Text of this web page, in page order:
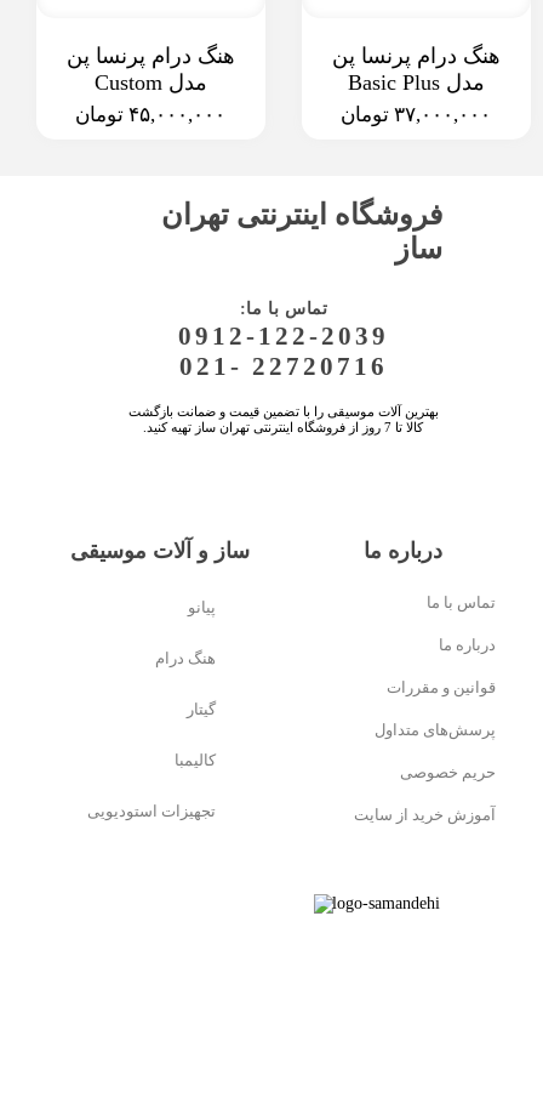
هنگ درام پرنسا پن
مدل Basic Plus
۳۷,۰۰۰,۰۰۰ تومان
هنگ درام پرنسا پن
مدل Custom
۴۵,۰۰۰,۰۰۰ تومان
فروشگاه اینترنتی تهران
ساز
:تماس با ما
0912-122-2039
021- 22720716
بهترین آلات موسیقی را با تضمین قیمت و ضمانت بازگشت
کالا تا 7 روز از فروشگاه اینترنتی تهران ساز تهیه کنید.
تماس با ما
درباره ما
قوانین و مقررات
پرسش‌های متداول
حریم خصوصی
آموزش خرید از سایت
درباره ما ساز و آلات موسیقی
پیانو
هنگ درام
گیتار
کالیمبا
تجهیزات استودیویی